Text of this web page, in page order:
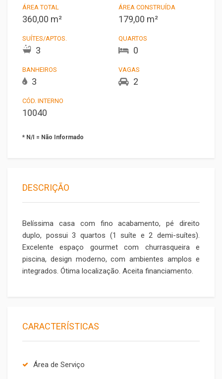
ÁREA TOTAL
360,00 m²
ÁREA CONSTRUÍDA
179,00 m²
SUÍTES/APTOS.
3
QUARTOS
0
BANHEIROS
3
VAGAS
2
CÓD. INTERNO
10040
* N/I = Não Informado
DESCRIÇÃO
Belíssima casa com fino acabamento, pé direito
duplo, possui 3 quartos (1 suíte e 2 demi-suítes).
Excelente espaço gourmet com churrasqueira e
piscina, design moderno, com ambientes amplos e
integrados. Ótima localização. Aceita financiamento.
CARACTERÍSTICAS
Área de Serviço